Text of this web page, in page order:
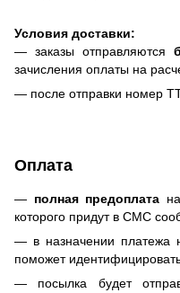
Условия доставки:
— заказы отправляются
зачисления оплаты на
— после отправки номер
Оплата
— полная предоплата
которого придут в СМС
— в назначении платежа
поможет
— посылка будет